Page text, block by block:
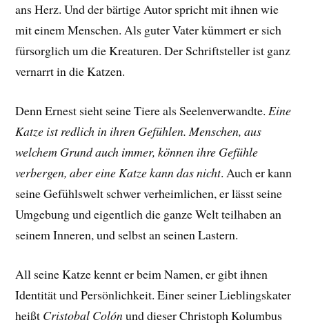
ans Herz. Und der bärtige Autor spricht mit ihnen wie
mit einem Menschen. Als guter Vater kümmert er sich
fürsorglich um die Kreaturen. Der Schriftsteller ist ganz
vernarrt in die Katzen.
Denn Ernest sieht seine Tiere als Seelenverwandte.Eine
Katze ist redlich in ihren Gefühlen. Menschen, aus
welchem Grund auch immer, können ihre Gefühle
verbergen, aber eine Katze kann das nicht. Auch er kann
seine Gefühlswelt schwer verheimlichen, er lässt seine
Umgebung und eigentlich die ganze Welt teilhaben an
seinem Inneren, und selbst an seinen Lastern.
All seine Katze kennt er beim Namen, er gibt ihnen
Identität und Persönlichkeit. Einer seiner Lieblingskater
heißt Cristobal Colónund dieser Christoph Kolumbus